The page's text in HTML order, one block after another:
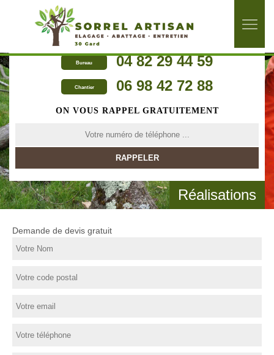
Bureau 04 82 29 44 59
Chantier 06 98 42 72 88
ON VOUS RAPPEL GRATUITEMENT
Réalisations
Demande de devis gratuit